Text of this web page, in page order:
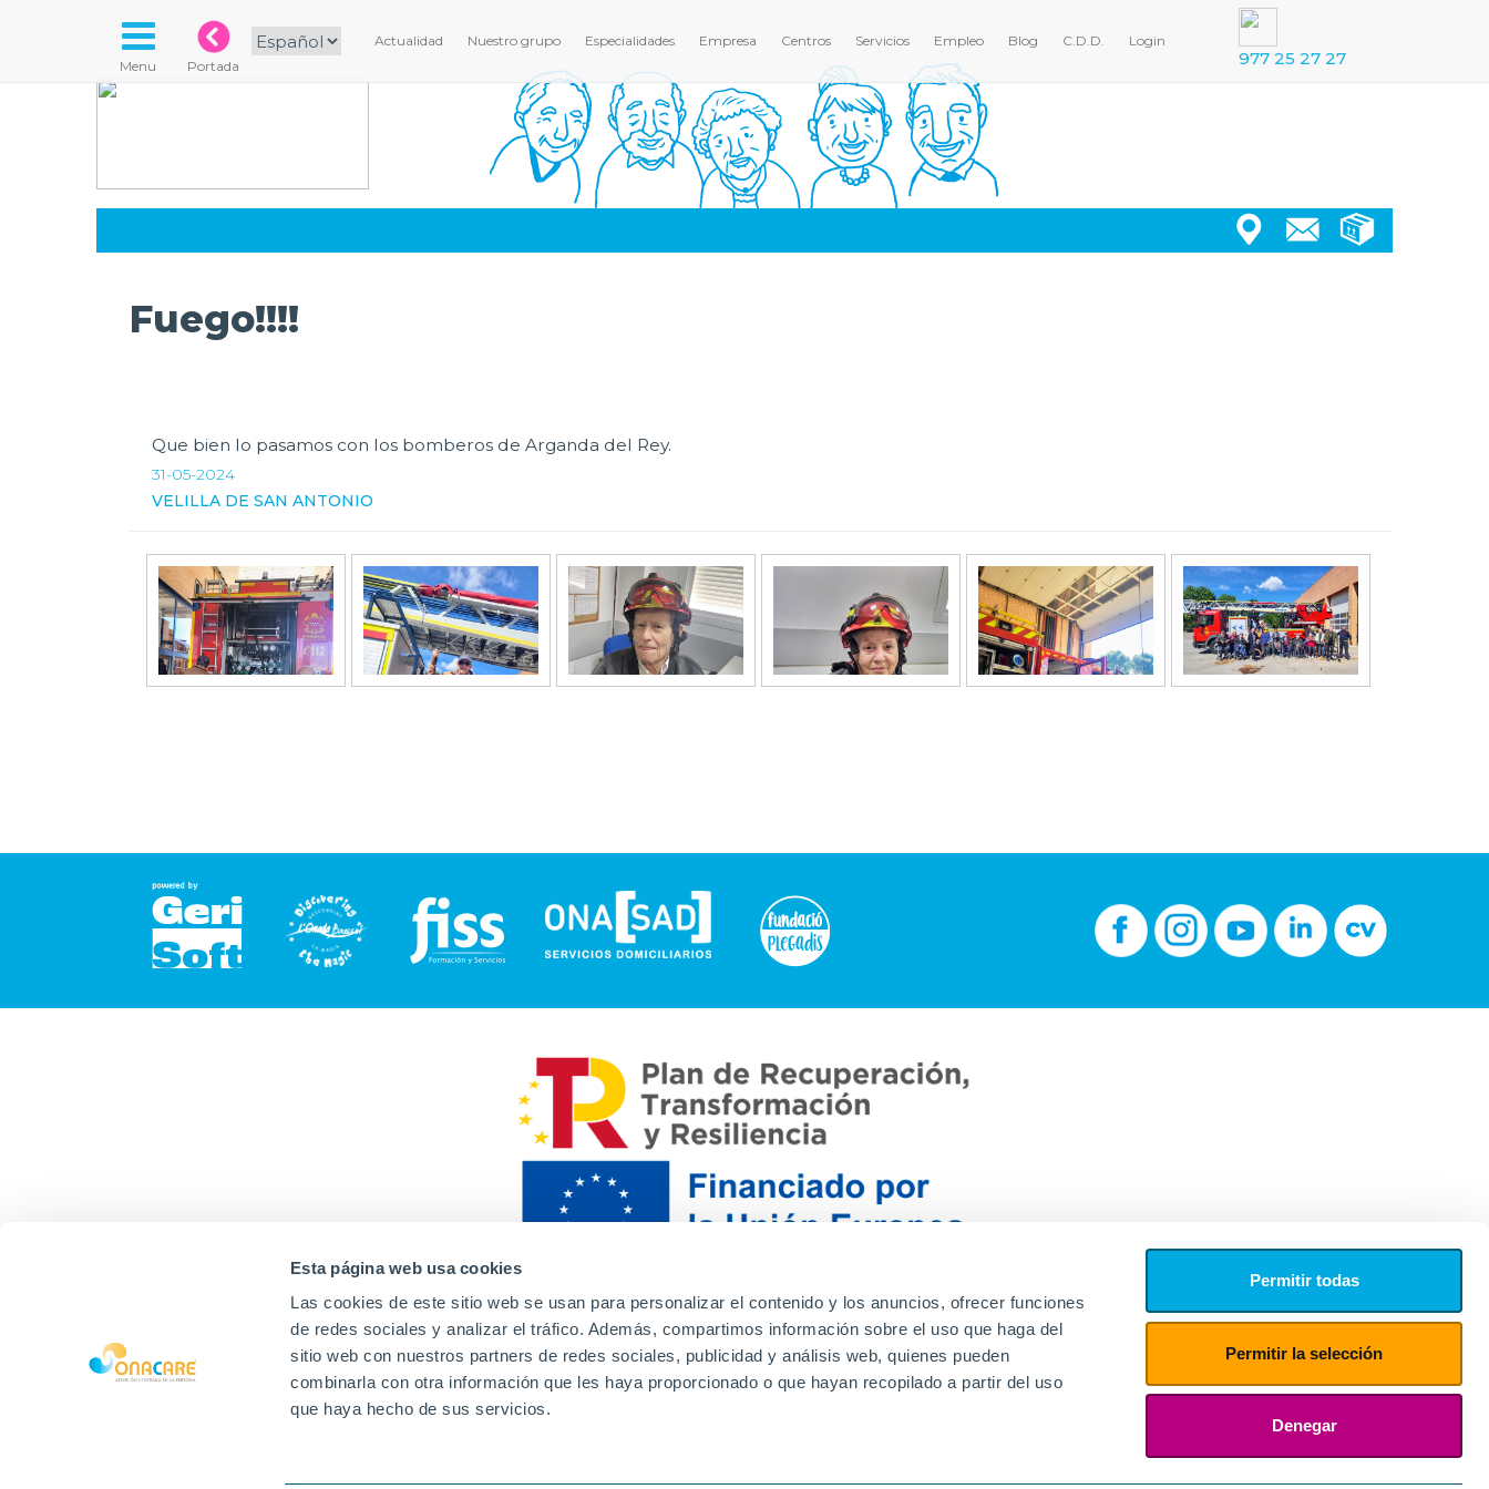
Esta página web usa cookies
Las cookies de este sitio web se usan para personalizar el contenido y los anuncios, ofrecer funciones
de redes sociales y analizar el tráfico. Además, compartimos información sobre el uso que haga del
sitio web con nuestros partners de redes sociales, publicidad y análisis web, quienes pueden
combinarla con otra información que les haya proporcionado o que hayan recopilado a partir del uso
que haya hecho de sus servicios.
Permitir todas
Permitir la selección
Denegar
Actualidad Nuestro grupo Especialidades Empresa Centros Servicios Empleo Blog C.D.D. Login
977 25 27 27
Menu Portada
Fuego!!!!
Que bien lo pasamos con los bomberos de Arganda del Rey.
31-05-2024
VELILLA DE SAN ANTONIO
Contacto Canal de denuncias Envia tu CV
Proveedores
Aviso Legal